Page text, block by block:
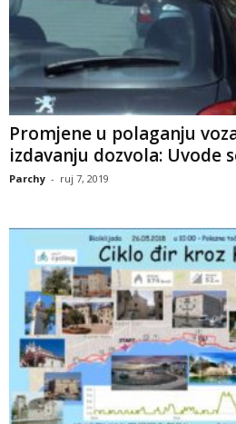
Promjene u polaganju
izdavanju dozvola: Uvode
Parchy - ruj 7, 2019